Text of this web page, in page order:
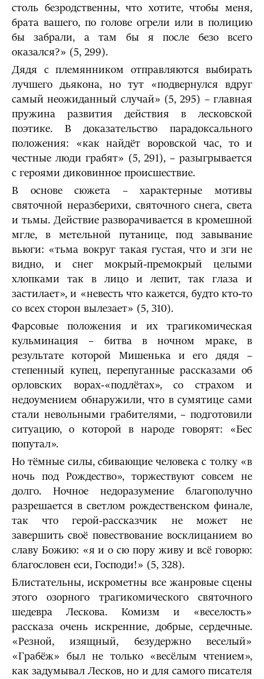
столь безродственны, что хотите, чтобы меня,
брата вашего, по голове огрели или в полицию
бы забрали, а там бы я после безо всего
оказался?» (5, 299).
Дядя с племянником отправляются выбирать
лучшего дьякона, но тут «подвернулся вдруг
самый неожиданный случай» (5, 295) – главная
пружина развития действия в лесковской
поэтике. В доказательство парадоксального
положения: «как найдёт воровской час, то и
честные люди грабят» (5, 291), – разыгрывается
с героями диковинное происшествие.
В основе сюжета – характерные мотивы
святочной неразберихи, святочного снега, света
и тьмы. Действие разворачивается в кромешной
мгле, в метельной путанице, под завывание
вьюги: «тьма вокруг такая густая, что и зги не
видно, и снег мокрый-премокрый целыми
хлопками так в лицо и лепит, так глаза и
застилает», и «невесть что кажется, будто кто-то
со всех сторон вылезает» (5, 310).
Фарсовые положения и их трагикомическая
кульминация – битва в ночном мраке, в
результате которой Мишенька и его дядя –
степенный купец, перепуганные рассказами об
орловских ворах-«подлётах», со страхом и
недоумением обнаружили, что в сумятице сами
стали невольными грабителями, – подготовили
ситуацию, о которой в народе говорят: «Бес
попутал».
Но тёмные силы, сбивающие человека с толку «в
ночь под Рождество», торжествуют совсем не
долго. Ночное недоразумение благополучно
разрешается в светлом рождественском финале,
так что герой-рассказчик не может не
завершить своё повествование восклицанием во
славу Божию: «я и о сю пору живу и всё говорю:
благословен еси, Господи!» (5, 328).
Блистательны, искрометны все жанровые сцены
этого озорного трагикомического святочного
шедевра Лескова. Комизм и «веселость»
рассказа очень искренние, добрые, сердечные.
«Резной, изящный, безудержно веселый»
«Грабёж» был не только «весёлым чтением»,
как задумывал Лесков, но и для самого писателя